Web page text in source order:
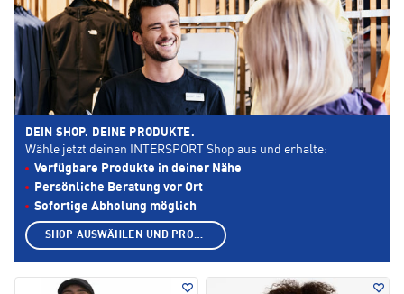
DEIN SHOP. DEINE PRODUKTE.
Wähle jetzt deinen INTERSPORT Shop aus und erhalte:
Verfügbare Produkte in deiner Nähe
Persönliche Beratung vor Ort
Sofortige Abholung möglich
SHOP AUSWÄHLEN UND PRODUKTE ANZEIGEN